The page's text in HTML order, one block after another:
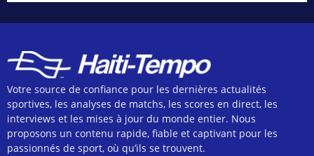
Votre source de confiance pour les dernières actualités
sportives, les analyses de matchs, les scores en direct, les
interviews et les mises à jour du monde entier. Nous
proposons un contenu rapide, fiable et captivant pour les
passionnés de sport, où qu’ils se trouvent.